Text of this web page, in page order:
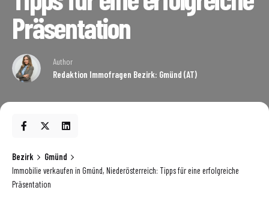
Präsentation
Author
Redaktion Immofragen Bezirk: Gmünd (AT)
Bezirk
Gmünd
Immobilie verkaufen in Gmünd, Niederösterreich: Tipps für eine erfolgreiche
Präsentation